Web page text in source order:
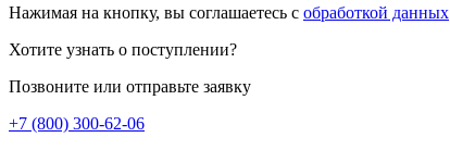
Нажимая на кнопку, вы соглашаетесь с обработкой данных
Хотите узнать о поступлении?
Позвоните или отправьте заявку
+7 (800) 300-62-06